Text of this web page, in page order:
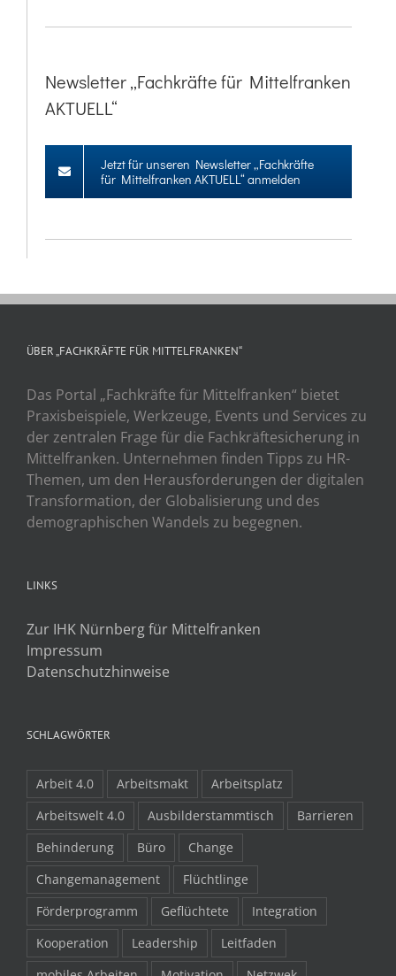
Newsletter „Fachkräfte für Mittelfranken
AKTUELL“
Jetzt für unseren Newsletter „Fachkräfte
für Mittelfranken AKTUELL“ anmelden
ÜBER „FACHKRÄFTE FÜR MITTELFRANKEN“
Das Portal „Fachkräfte für Mittelfranken“ bietet
Praxisbeispiele, Werkzeuge, Events und Services zu
der zentralen Frage für die Fachkräftesicherung in
Mittelfranken. Unternehmen finden Tipps zu HR-
Themen, um den Herausforderungen der digitalen
Transformation, der Globalisierung und des
demographischen Wandels zu begegnen.
LINKS
Zur IHK Nürnberg für Mittelfranken
Impressum
Datenschutzhinweise
SCHLAGWÖRTER
Arbeit 4.0 Arbeitsmakt
Arbeitsplatz
Arbeitswelt 4.0
Ausbilderstammtisch
Barrieren
Behinderung
Büro
Change
Changemanagement
Flüchtlinge
Förderprogramm
Geflüchtete
Integration
Kooperation
Leadership
Leitfaden